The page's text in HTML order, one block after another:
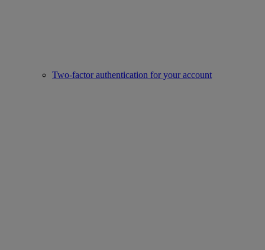
Two-factor authentication for your account